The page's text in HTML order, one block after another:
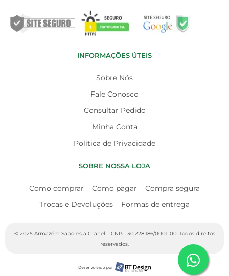
INFORMAÇÕES ÚTEIS
Sobre Nós
Fale Conosco
Consultar Pedido
Minha Conta
Política de Privacidade
SOBRE NOSSA LOJA
Como comprar Como pagar
Compra segura
Trocas e Devoluções
Formas de entrega
© 2025 Armazém Sabores a Granel – CNPJ: 30.228.186/0001-00. Todos direitos
reservados.